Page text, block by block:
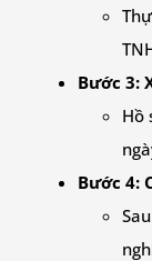
Bước 3:
Hồ
Bước 4: